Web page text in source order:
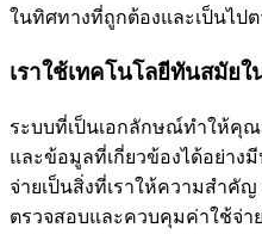
ในทิศทางที่ถูกต้องและเป็นไป
เราใช้เทคโนโลยีทันสมัย
ระบบที่เป็นเอกลักษณ์ทำให้คุ
และข้อมูลที่เกี่ยวข้องได้อย่าง
จ่ายเป็นสิ่งที่เราให้ความสำคั
ตรวจสอบและควบคุมค่าใช้จ่า